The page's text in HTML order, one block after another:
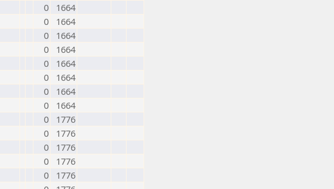
0
1664
0
1664
0
1664
0
1664
0
1664
0
1664
0
1664
0
1664
0
1776
0
1776
0
1776
0
1776
0
1776